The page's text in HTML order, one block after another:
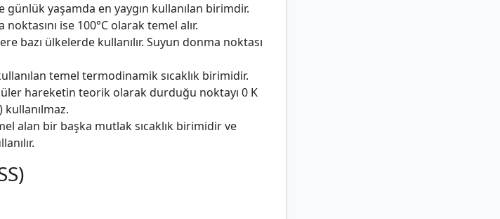
günlük yaşamda en yaygın kullanılan birimdir.
ise 100°C olarak temel alır.
bazı ülkelerde kullanılır. Suyun donma noktası
temel termodinamik sıcaklık birimidir.
hareketin teorik olarak durduğu noktayı 0 K
kullanılmaz.
alan bir başka mutlak sıcaklık birimidir ve